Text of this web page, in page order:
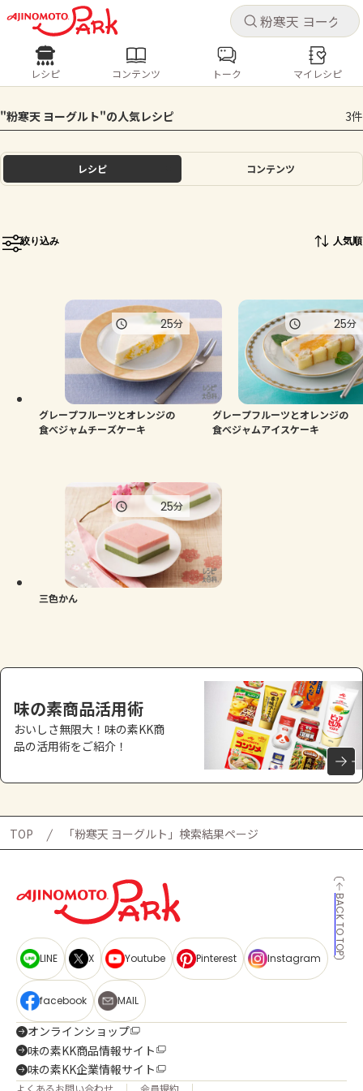
キャ
ログインするとレシピを保存できます
ログイン
ホーム
トーク
よくあるお問い合わせ
お買い物
キャ
レシピ コンテンツ
人気の食材・レシピ
きゅうり なす トマト とうもろこし
ピーマン
レシピ コンテンツ トーク マイレシピ
"粉寒天 ヨーグルト"の人気レシピ 3件
レシピ コンテンツ
絞り込み 人気順
グレープフルーツとオレンジの
食べジャムチーズケーキ
25分
グレープフルーツとオレンジの
食べジャムアイスケーキ
25分
三色かん
25分
味の素商品活用術
おいしさ無限大！味の素KK商
品の活用術をご紹介！
TOP 「粉寒天 ヨーグルト」検索結果ページ
BACK TO TOP
LINE X Youtube Pinterest Instagram
facebook MAIL
オンラインショップ
味の素KK商品情報サイト
味の素KK企業情報サイト
よくあるお問い合わせ 会員規約